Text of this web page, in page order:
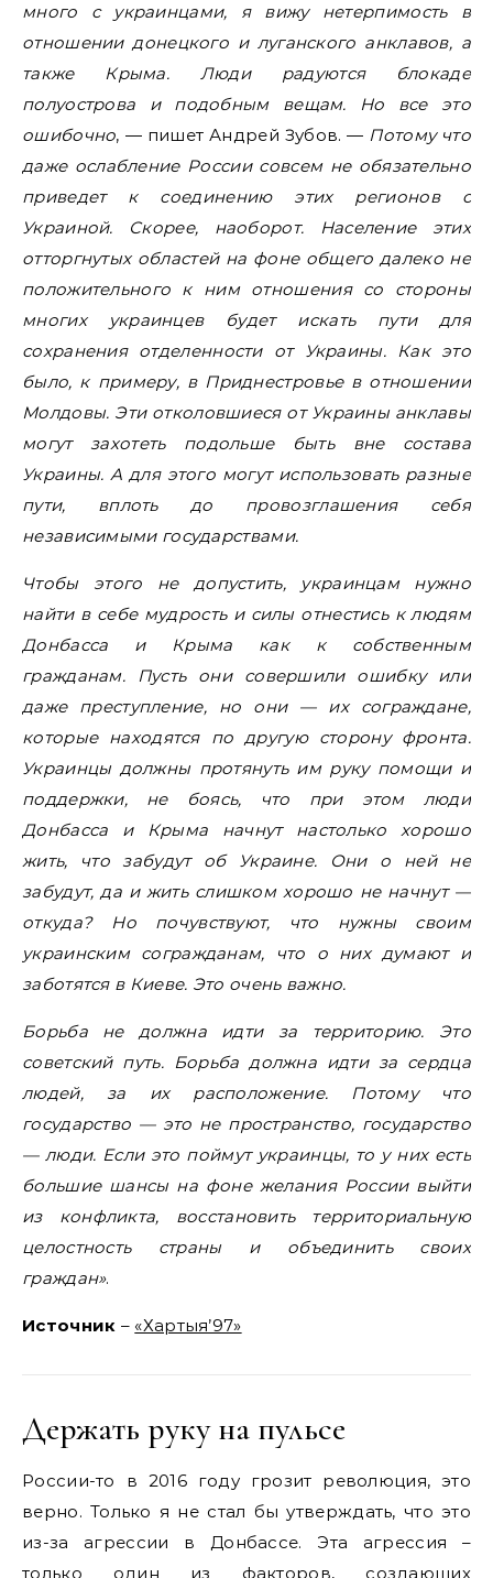
много с украинцами, я вижу нетерпимость в
отношении донецкого и луганского анклавов, а
также Крыма. Люди радуются блокаде
полуострова и подобным вещам. Но все это
ошибочно, — пишет Андрей Зубов. — Потому что
даже ослабление России совсем не обязательно
приведет к соединению этих регионов с
Украиной. Скорее, наоборот. Население этих
отторгнутых областей на фоне общего далеко не
положительного к ним отношения со стороны
многих украинцев будет искать пути для
сохранения отделенности от Украины. Как это
было, к примеру, в Приднестровье в отношении
Молдовы. Эти отколовшиеся от Украины анклавы
могут захотеть подольше быть вне состава
Украины. А для этого могут использовать разные
пути, вплоть до провозглашения себя
независимыми государствами.
Чтобы этого не допустить, украинцам нужно
найти в себе мудрость и силы отнестись к людям
Донбасса и Крыма как к собственным
гражданам. Пусть они совершили ошибку или
даже преступление, но они — их сограждане,
которые находятся по другую сторону фронта.
Украинцы должны протянуть им руку помощи и
поддержки, не боясь, что при этом люди
Донбасса и Крыма начнут настолько хорошо
жить, что забудут об Украине. Они о ней не
забудут, да и жить слишком хорошо не начнут —
откуда? Но почувствуют, что нужны своим
украинским согражданам, что о них думают и
заботятся в Киеве. Это очень важно.
Борьба не должна идти за территорию. Это
советский путь. Борьба должна идти за сердца
людей, за их расположение. Потому что
государство — это не пространство, государство
— люди. Если это поймут украинцы, то у них есть
большие шансы на фоне желания России выйти
из конфликта, восстановить территориальную
целостность страны и объединить своих
граждан».
Источник – «Хартыя’97»
Держать руку на пульсе
России-то в 2016 году грозит революция, это
верно. Только я не стал бы утверждать, что это
из-за агрессии в Донбассе. Эта агрессия –
только один из факторов, создающих